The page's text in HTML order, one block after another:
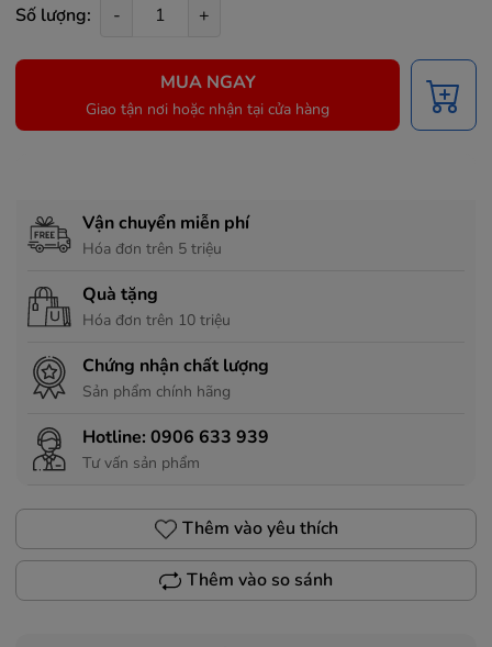
Số lượng: - +
MUA NGAY
Giao tận nơi hoặc nhận tại cửa hàng
Vận chuyển miễn phí
Hóa đơn trên 5 triệu
Quà tặng
Hóa đơn trên 10 triệu
Chứng nhận chất lượng
Sản phẩm chính hãng
Hotline: 0906 633 939
Tư vấn sản phẩm
Thêm vào yêu thích
Thêm vào so sánh